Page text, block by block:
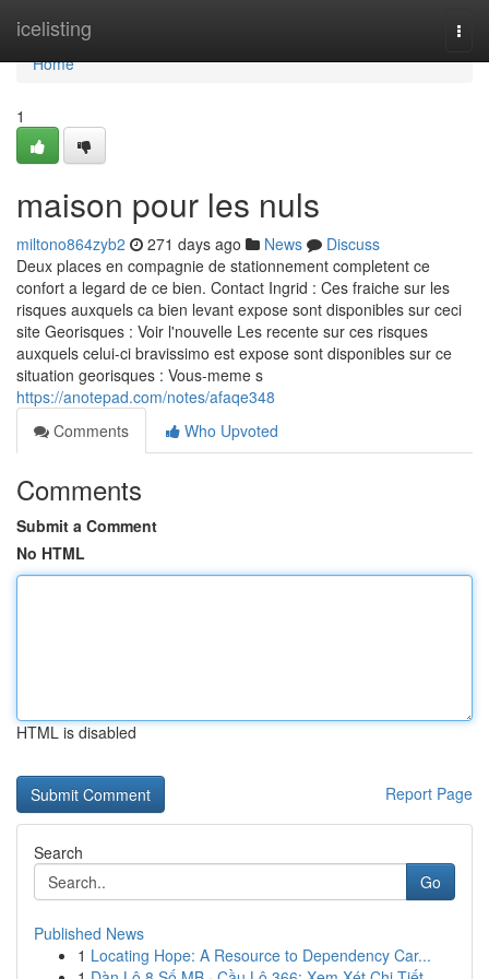
icelisting
Home
Home
1
maison pour les nuls
miltono864zyb2 271 days ago News
Discuss
Deux places en compagnie de stationnement completent ce
confort a legard de ce bien. Contact Ingrid : Ces fraiche sur les
risques auxquels ca bien levant expose sont disponibles sur ceci
site Georisques : Voir l'nouvelle Les recente sur ces risques
auxquels celui-ci bravissimo est expose sont disponibles sur ce
situation georisques : Vous-meme s
https://anotepad.com/notes/afaqe348
Comments
Who Upvoted
Comments
Submit a Comment
No HTML
HTML is disabled
Report Page
Search
Go
Published News
1 Locating Hope: A Resource to Dependency Car...